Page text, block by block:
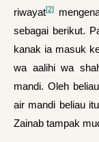
riwayat[2]
sebagai berikut.
kanak ia masuk
wa aalihi wa
mandi. Oleh
air mandi beliau
Zainab tampak